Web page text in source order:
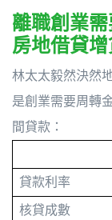
離職創業
房地借貸
林太太毅然決然
是創業需要周轉
間貸款：
貸款利率
核貸成數